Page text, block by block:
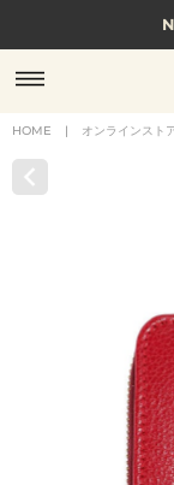
8/17(月)10
贈る相手や
HOME | オンラインスト